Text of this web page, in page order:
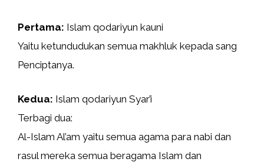
Pertama: Islam qodariyun kauni
Yaitu ketundudukan semua makhluk kepada sang
Penciptanya.
Kedua: Islam qodariyun Syar’i
Terbagi dua:
Al-Islam Al’am yaitu semua agama para nabi dan
rasul mereka semua beragama Islam dan